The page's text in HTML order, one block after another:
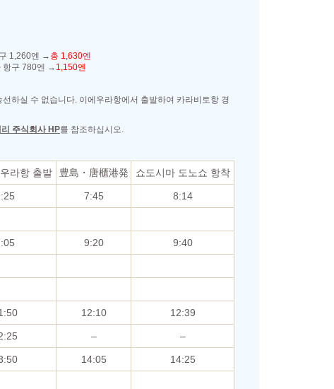
1,260엔 → 총 1,630엔
항구 780엔 → 1,150엔
실 수 없습니다. 이에우라항에서 출발하여 카라비토항 경
주식회사 HP를 참조하십시오.
라항 출발 豊島・唐櫃港発 쇼도시마 도노쇼 항착
7:45 8:14
9:20 9:40
12:10 12:39
– –
14:05 14:25